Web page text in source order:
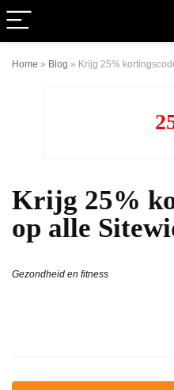
Home » Blog » Krijg 25%
Krijg 25%
op alle
Gezondheid en fitness